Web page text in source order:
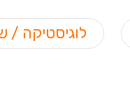
לוגיסטיקה /